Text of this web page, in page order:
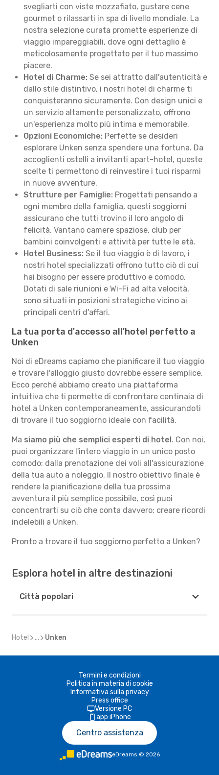
svegliarti con viste mozzafiato, gustare cene
gourmet o rilassarti in spa di livello mondiale. La
nostra selezione curata promette esperienze di
viaggio impareggiabili, dove ogni dettaglio è
meticolosamente progettato per il tuo massimo
piacere.
Hotel di Charme: Se sei attratto dall'autenticità e
dallo stile distintivo, i nostri hotel di charme ti
conquisteranno sicuramente. Con design unici e
un servizio altamente personalizzato, offrono
un'esperienza molto più intima e memorabile.
Opzioni Economiche: Perfette se desideri
esplorare Unken senza spendere una fortuna. Da
accoglienti ostelli a invitanti apart-hotel, queste
scelte ti permettono di reinvestire i tuoi risparmi
in nuove avventure.
Strutture per Famiglie: Progettati pensando a
ogni membro della famiglia, questi soggiorni
assicurano che tutti trovino il loro angolo di
felicità. Vantano camere spaziose, club per
bambini coinvolgenti e attività per tutte le età.
Hotel Business: Se il tuo viaggio è di lavoro, i
nostri hotel specializzati offrono tutto ciò di cui
hai bisogno per essere produttivo e comodo.
Dotati di sale riunioni e Wi-Fi ad alta velocità,
sono situati in posizioni strategiche vicino ai
principali centri d'affari.
La tua porta d'accesso all'hotel perfetto a
Unken
Noi di eDreams capiamo che pianificare il tuo viaggio
e trovare l'alloggio giusto dovrebbe essere semplice.
Ecco perché abbiamo creato una piattaforma
intuitiva che ti permette di confrontare centinaia di
hotel a Unken contemporaneamente, assicurandoti
di trovare il tuo soggiorno ideale con facilità.
Ma siamo più che semplici esperti di hotel. Con noi,
puoi organizzare l'intero viaggio in un unico posto
comodo: dalla prenotazione dei voli all'assicurazione
della tua auto a noleggio. Il nostro obiettivo finale è
rendere la pianificazione della tua prossima
avventura il più semplice possibile, così puoi
concentrarti su ciò che conta davvero: creare ricordi
indelebili a Unken.
Pronto a trovare il tuo soggiorno perfetto a Unken?
Esplora hotel in altre destinazioni
Città popolari
Hotel ... Unken
Termini e condizioni
Politica in materia di cookie
Informativa sulla privacy
Press office
Versione PC
app iPhone
Centro assistenza
eDreams © 2026